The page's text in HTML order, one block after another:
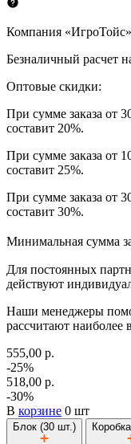
Компания «ИгроТойс»
Безналичный расчет
Оптовые скидки:
При сумме заказа от
составит 20%.
При сумме заказа от
составит 25%.
При сумме заказа от
составит 30%.
Минимальная сумма
Для постоянных
действуют
Наши менеджеры
рассчитают наиболее
555,00 р.
-25%
518,00 р.
-30%
В корзине 0 шт
Блок (30 шт.)